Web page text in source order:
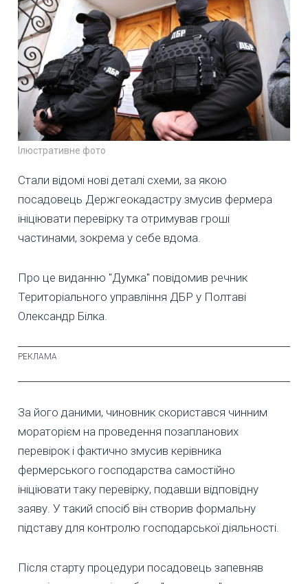
Ілюстративне фото
Стали відомі нові деталі схеми, за якою
посадовець Держгеокадастру змусив фермера
ініціювати перевірку та отримував гроші
частинами, зокрема у себе вдома.
Про це виданню "Думка" повідомив речник
Територіального управління ДБР у Полтаві
Олександр Білка.
За його даними, чиновник скористався чинним
мораторієм на проведення позапланових
перевірок і фактично змусив керівника
фермерського господарства самостійно
ініціювати таку перевірку, подавши відповідну
заяву. У такий спосіб він створив формальну
підставу для контролю господарської діяльності.
Після старту процедури посадовець запевняв